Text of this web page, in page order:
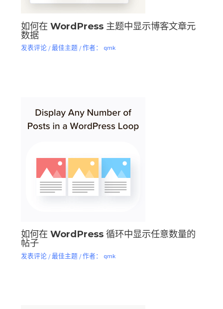
如何在 WordPress 主题中显示博客文章元
数据
发表评论 /最佳主题/ 作者： qmk
如何在 WordPress 循环中显示任意数量的
帖子
发表评论 /最佳主题/ 作者： qmk